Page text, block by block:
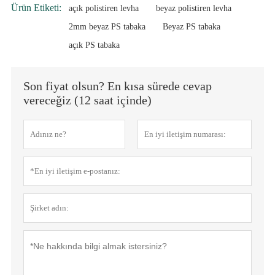
Ürün Etiketi: açık polistiren levha
beyaz polistiren levha
2mm beyaz PS tabaka
Beyaz PS tabaka
açık PS tabaka
Son fiyat olsun? En kısa sürede cevap
vereceğiz (12 saat içinde)